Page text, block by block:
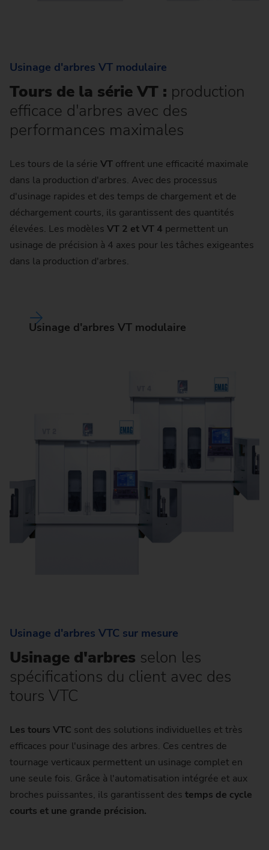
Usinage d'arbres VT modulaire
Tours de la série VT : production
efficace d'arbres avec des
performances maximales
Les tours de la série VT offrent une efficacité maximale
dans la production d'arbres. Avec des processus
d'usinage rapides et des temps de chargement et de
déchargement courts, ils garantissent des quantités
élevées. Les modèles VT 2 et VT 4 permettent un
usinage de précision à 4 axes pour les tâches exigeantes
dans la production d'arbres.
Usinage d'arbres VT modulaire
Usinage d'arbres VTC sur mesure
Usinage d'arbres selon les
spécifications du client avec des
tours VTC
Les tours VTC sont des solutions individuelles et très
efficaces pour l'usinage des arbres. Ces centres de
tournage verticaux permettent un usinage complet en
une seule fois. Grâce à l'automatisation intégrée et aux
broches puissantes, ils garantissent des temps de cycle
courts et une grande précision.